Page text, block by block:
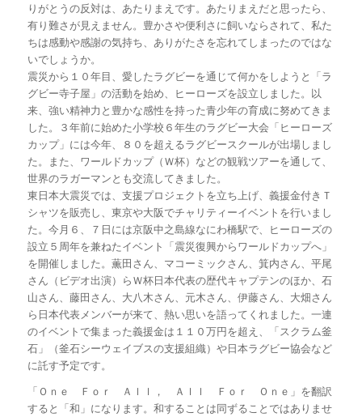
りがとうの反対は、あたりまえです。あたりまえだと思ったら、
有り難さが見えません。豊かさや便利さに飼いならされて、私た
ちは感動や感謝の気持ち、ありがたさを忘れてしまったのではな
いでしょうか。
震災から１０年目、愛したラグビーを通じて何かをしようと「ラ
グビー寺子屋」の活動を始め、ヒーローズを設立しました。以
来、強い精神力と豊かな感性を持った青少年の育成に努めてきま
した。３年前に始めた小学校６年生のラグビー大会「ヒーローズ
カップ」には今年、８０を超えるラグビースクールが出場しまし
た。また、ワールドカップ（Ｗ杯）などの観戦ツアーを通して、
世界のラガーマンとも交流してきました。
東日本大震災では、支援プロジェクトを立ち上げ、義援金付きＴ
シャツを販売し、東京や大阪でチャリティーイベントを行いまし
た。今月６、７日には京阪中之島線なにわ橋駅で、ヒーローズの
設立５周年を兼ねたイベント「震災復興からワールドカップへ」
を開催しました。薫田さん、マコーミックさん、箕内さん、平尾
さん（ビデオ出演）らＷ杯日本代表の歴代キャプテンのほか、石
山さん、藤田さん、大八木さん、元木さん、伊藤さん、大畑さん
ら日本代表メンバーが来て、熱い思いを語ってくれました。一連
のイベントで集まった義援金は１１０万円を超え、「スクラム釜
石」（釜石シーウェイブスの支援組織）や日本ラグビー協会など
に託す予定です。
「Ｏｎｅ Ｆｏｒ Ａｌｌ， Ａｌｌ Ｆｏｒ Ｏｎｅ」を翻訳
すると「和」になります。和することは同ずることではありませ